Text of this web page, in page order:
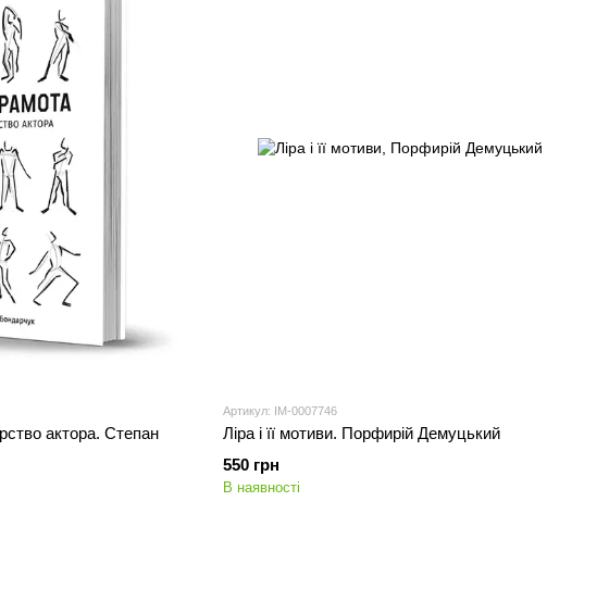
актора. Степан
Артикул: IM-0007746
Ліра і її мотиви. Порфирій Демуцький
550 грн
В наявності